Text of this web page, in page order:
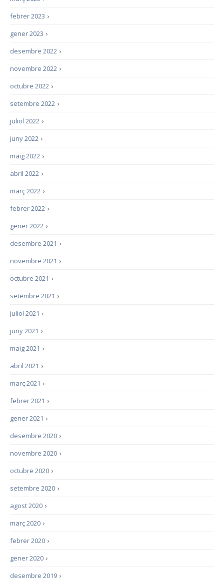
›
febrer 2023
›
gener 2023
›
desembre 2022
›
novembre 2022
›
octubre 2022
›
setembre 2022
›
juliol 2022
›
juny 2022
›
maig 2022
›
abril 2022
›
març 2022
›
febrer 2022
›
gener 2022
›
desembre 2021
›
novembre 2021
›
octubre 2021
›
setembre 2021
›
juliol 2021
›
juny 2021
›
maig 2021
›
abril 2021
›
març 2021
›
febrer 2021
›
gener 2021
›
desembre 2020
›
novembre 2020
›
octubre 2020
›
setembre 2020
›
agost 2020
›
març 2020
›
febrer 2020
›
gener 2020
›
desembre 2019